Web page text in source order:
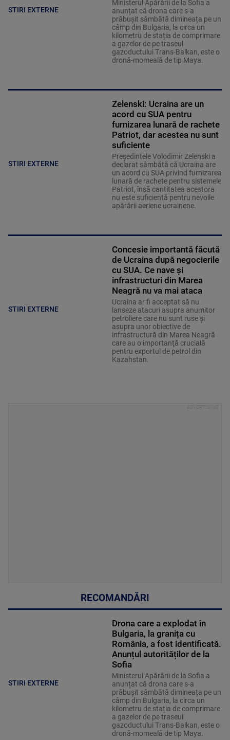
STIRI EXTERNE
Ministerul Apărării de la Sofia a
anunțat că drona care s-a
prăbușit sâmbătă dimineața pe un
câmp din Bulgaria, la circa un
kilometru de stația de comprimare
a gazelor de pe traseul
gazoductului Trans-Balkan, este o
dronă-momeală de tip Maya.
STIRI EXTERNE
Zelenski: Ucraina are un
acord cu SUA pentru
furnizarea lunară de rachete
Patriot, dar acestea nu sunt
suficiente
Preşedintele Volodimir Zelenski a
declarat sâmbătă că Ucraina are
un acord cu SUA privind furnizarea
lunară de rachete pentru sistemele
Patriot, însă cantitatea acestora
nu este suficientă pentru nevoile
apărării aeriene ucrainene.
STIRI EXTERNE
Concesie importantă făcută
de Ucraina după negocierile
cu SUA. Ce nave şi
infrastructuri din Marea
Neagră nu va mai ataca
Ucraina ar fi acceptat să nu
lanseze atacuri asupra anumitor
petroliere care nu sunt ruse şi
asupra unor obiective de
infrastructură din Marea Neagră
care au o importanţă crucială
pentru exportul de petrol din
Kazahstan.
RECOMANDĂRI
STIRI EXTERNE
Drona care a explodat în
Bulgaria, la granița cu
România, a fost identificată.
Anunțul autorităților de la
Sofia
Ministerul Apărării de la Sofia a
anunțat că drona care s-a
prăbușit sâmbătă dimineața pe un
câmp din Bulgaria, la circa un
kilometru de stația de comprimare
a gazelor de pe traseul
gazoductului Trans-Balkan, este o
dronă-momeală de tip Maya.